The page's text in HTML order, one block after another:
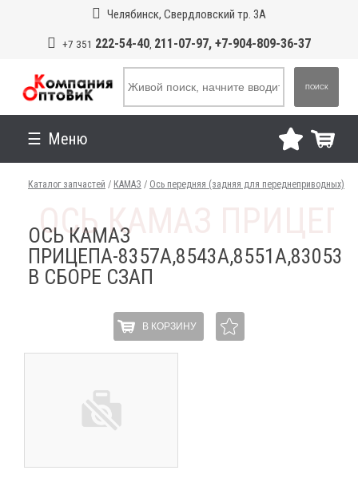
Челябинск, Свердловский тр. 3А
+7 351 222-54-40, 211-07-97, +7-904-809-36-37
ПОИСК
Меню
Каталог запчастей / КАМАЗ / Ось передняя (задняя для переднеприводных)
ОСЬ КАМАЗ
ПРИЦЕПА-8357А,8543А,8551А,83053
В СБОРЕ СЗАП
В КОРЗИНУ